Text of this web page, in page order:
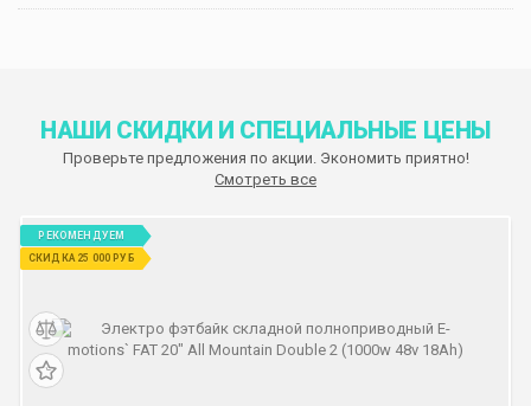
НАШИ СКИДКИ И СПЕЦИАЛЬНЫЕ ЦЕНЫ
Проверьте предложения по акции. Экономить приятно!
Смотреть все
РЕКОМЕНДУЕМ
СКИДКА 25 000 РУБ